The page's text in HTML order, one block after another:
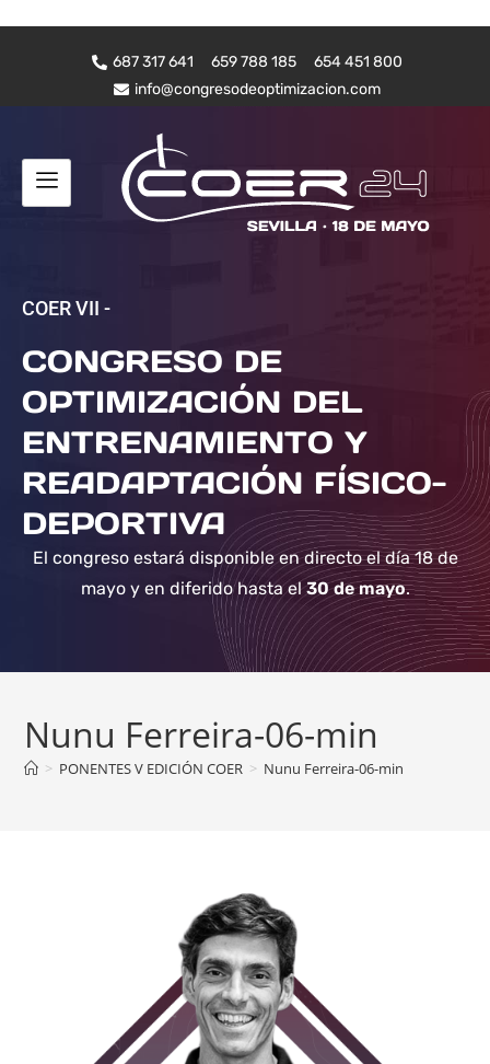
687 317 641 659 788 185
654 451 800
info@congresodeoptimizacion.com
COER VII -
CONGRESO DE
OPTIMIZACIÓN DEL
ENTRENAMIENTO Y
READAPTACIÓN FÍSICO-
DEPORTIVA
El congreso estará disponible en directo el día 18 de
mayo y en diferido hasta el30 de mayo.
Nunu Ferreira-06-min
> PONENTES V EDICIÓN COER > Nunu Ferreira-06-min